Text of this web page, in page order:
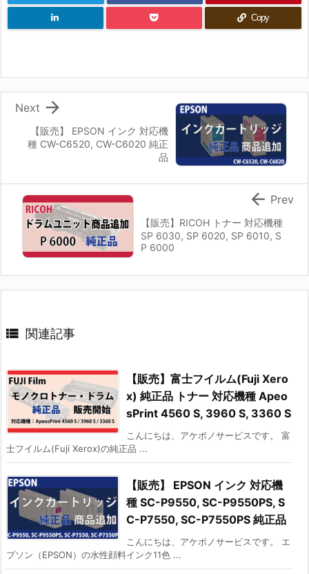
Copy
【販売】 EPSON インク 対応機
種 CW-C6520, CW-C6020 純正
品

Next
【販売】RICOH トナー 対応機種
SP 6030, SP 6020, SP 6010, S
P 6000
 Prev
 関連記事
【販売】富士フイルム(Fuji Xero
x) 純正品 トナー 対応機種 Apeo
sPrint 4560 S, 3960 S, 3360 S
こんにちは、アケボノサービスです。 富
士フイルム(Fuji Xerox)の純正品 ...
【販売】 EPSON インク 対応機
種 SC-P9550, SC-P9550PS, S
C-P7550, SC-P7550PS 純正品
こんにちは、アケボノサービスです。 エ
プソン（EPSON）の水性顔料インク11色 ...